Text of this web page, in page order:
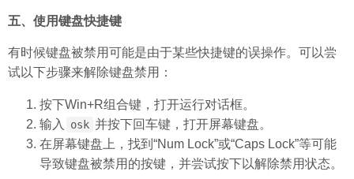
五、使用键盘快捷键
有时候键盘被禁用可能是由于某些快捷键的误操作。可以尝
试以下步骤来解除键盘禁用：
按下Win+R组合键，打开运行对话框。
输入
osk 并按下回车键，打开屏幕键盘。
在屏幕键盘上，找到“Num Lock”或“Caps Lock”等可能
导致键盘被禁用的按键，并尝试按下以解除禁用状态。